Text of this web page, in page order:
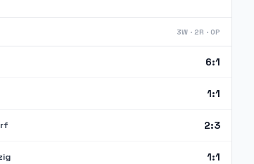
3W · 2R · 0P
6:1
1:1
2:3
1:1